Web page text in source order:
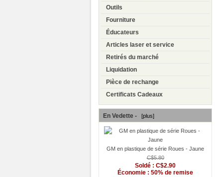
Outils
Fourniture
Éducateurs
Articles laser et service
Retirés du marché
Liquidation
Pièce de rechange
Certificats Cadeaux
En Vedette - [plus]
GM en plastique de série Roues - Jaune
C$5.80
Soldé : C$2.90
Économie : 50% de remise